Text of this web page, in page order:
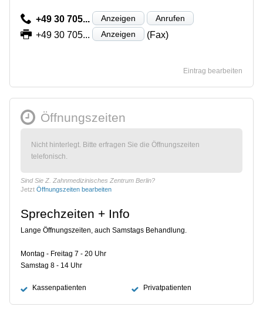
+49 30 705... Anzeigen Anrufen
+49 30 705... Anzeigen (Fax)
Eintrag bearbeiten
Öffnungszeiten
Nicht hinterlegt. Bitte erfragen Sie die Öffnungszeiten
telefonisch.
Sind Sie Z. Zahnmedizinisches Zentrum Berlin?
Jetzt Öffnungszeiten bearbeiten
Sprechzeiten + Info
Lange Öffnungszeiten, auch Samstags Behandlung.
Montag - Freitag 7 - 20 Uhr
Samstag 8 - 14 Uhr
Kassenpatienten Privatpatienten